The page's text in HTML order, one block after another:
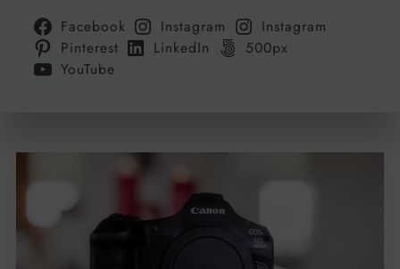
Facebook Instagram
Instagram
Pinterest
LinkedIn
500px
YouTube